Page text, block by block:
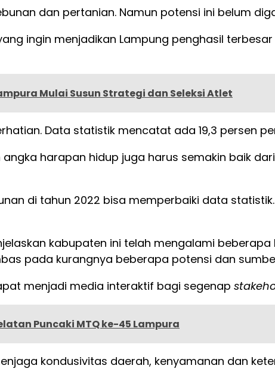
dan pertanian. Namun potensi ini belum
ingin menjadikan Lampung penghasil
Mulai Susun Strategi dan Seleksi Atlet
Data statistik mencatat ada 19,3 persen
harapan hidup juga harus semakin baik
di tahun 2022 bisa memperbaiki data
kabupaten ini telah mengalami
pada kurangnya beberapa potensi dan
menjadi media interaktif bagi segenap
Puncaki MTQ ke-45 Lampura
kondusivitas daerah, kenyamanan dan